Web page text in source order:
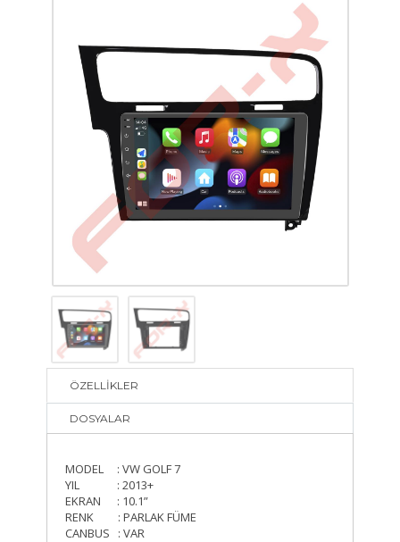
ÖZELLİKLER
DOSYALAR
MODEL : VW GOLF 7
YIL : 2013+
EKRAN : 10.1”
RENK : PARLAK FÜME
CANBUS : VAR